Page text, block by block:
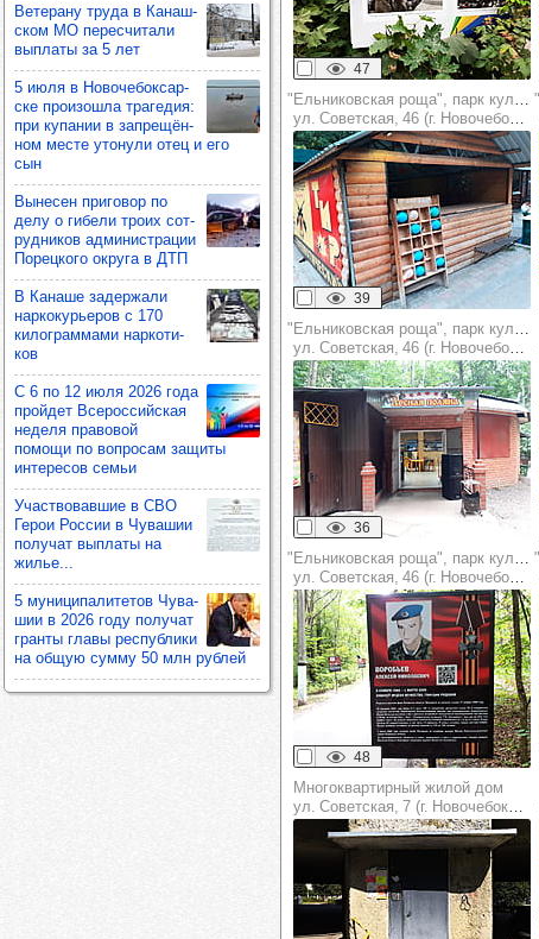
47
"Ельниковская роща", парк культуры и отдыха
ул. Советская, 46 (г. Новочебоксарск)
39
"Ельниковская роща", парк культуры и отдыха
ул. Советская, 46 (г. Новочебоксарск)
36
"Ельниковская роща", парк культуры и отдыха
ул. Советская, 46 (г. Новочебоксарск)
48
Многоквартирный жилой дом
ул. Советская, 7 (г. Новочебоксарск)
Вете­рану труда в Канаш­
ском МО перес­чи­тали
вып­латы за 5 лет
5 июля в Ново­че­бок­сар­
ске про­изошла тра­ге­дия:
при купа­нии в зап­ре­щён­
ном месте уто­нули отец и его
сын
Выне­сен при­го­вор по
делу о гибели троих сот­
руд­ни­ков адми­нис­тра­ции
Порец­кого округа в ДТП
В Канаше задер­жали
нар­ко­курь­еров с 170
килог­рам­мами нар­ко­ти­
ков
С 6 по 12 июля 2026 года
прой­дет Все­рос­сий­ская
неделя пра­во­вой
помощи по воп­ро­сам защиты
инте­ре­сов семьи
Учас­тво­вав­шие в СВО
Герои Рос­сии в Чува­шии
полу­чат вып­латы на
жилье...
5 муни­ци­па­ли­те­тов Чува­
шии в 2026 году полу­чат
гранты главы рес­пуб­лики
на общую сумму 50 млн руб­лей